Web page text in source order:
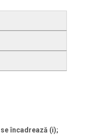
încadrează (i);